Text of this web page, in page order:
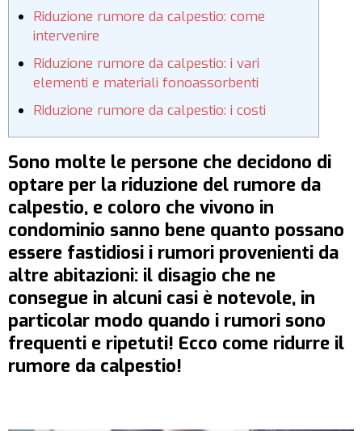
Riduzione rumore da calpestio: come
intervenire
Riduzione rumore da calpestio: i vari
elementi e materiali fonoassorbenti
Riduzione rumore da calpestio: i costi
Sono molte le persone che decidono di
optare per la riduzione del rumore da
calpestio, e coloro che vivono in
condominio sanno bene quanto possano
essere fastidiosi i rumori provenienti da
altre abitazioni: il disagio che ne
consegue in alcuni casi è notevole, in
particolar modo quando i rumori sono
frequenti e ripetuti! Ecco come ridurre il
rumore da calpestio!